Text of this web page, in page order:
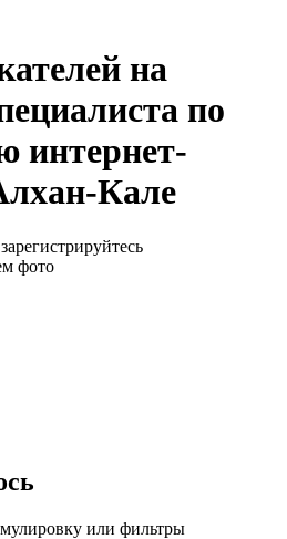
на
по
интернет-
Кале
фото
или фильтры